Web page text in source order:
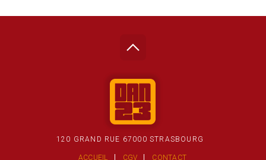
120 GRAND RUE 67000 STRASBOURG
ACCUEIL CGV CONTACT